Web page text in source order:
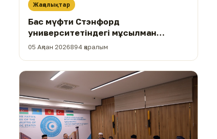
Жаңалықтар
Бас мүфти Стэнфорд
университетіндегі мұсылман
қауымымен жұмысқа жауапты
05 Ақпан 2026894 қаралым